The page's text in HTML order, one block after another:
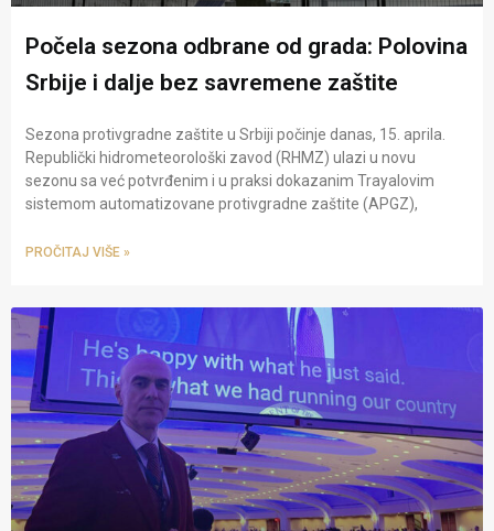
Počela sezona odbrane od grada: Polovina
Srbije i dalje bez savremene zaštite
Sezona protivgradne zaštite u Srbiji počinje danas, 15. aprila.
Republički hidrometeorološki zavod (RHMZ) ulazi u novu
sezonu sa već potvrđenim i u praksi dokazanim Trayalovim
sistemom automatizovane protivgradne zaštite (APGZ),
PROČITAJ VIŠE »